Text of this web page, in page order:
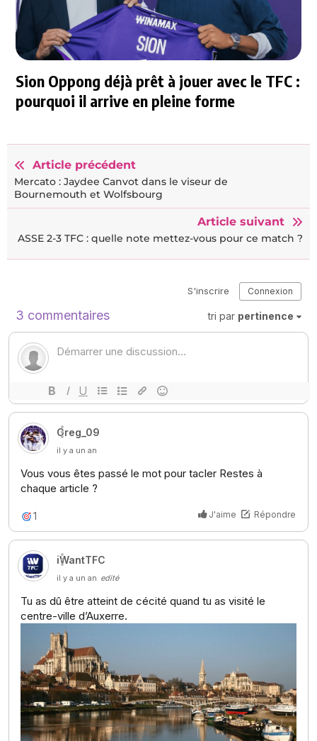
Sion Oppong déjà prêt à jouer avec le TFC :
pourquoi il arrive en pleine forme
Article précédent
Mercato : Jaydee Canvot dans le viseur de
Bournemouth et Wolfsbourg
Article suivant
ASSE 2-3 TFC : quelle note mettez-vous pour ce match ?